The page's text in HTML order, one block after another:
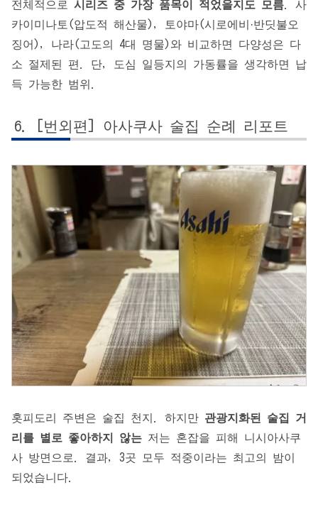
전체적으로 시리즈 중 가장 품목이 적었을지도 모름 . 사
카이미나토(압도적 해산물), 토야마(시로에비·반딧불오
징어), 나라(고도의 4대 명물)와 비교하면 다양성은 다
소 절제된 편. 단, 도심 일등지의 가동률을 생각하면 납
득 가능한 범위.
[번외편] 아사쿠사 술집 순례 리포트
홋피도리 주변은 술집 천지. 하지만 관광지화된 술집 거
리를 별로 좋아하지 않는 저는 혼잡을 피해 니시아사쿠
사 방면으로. 결과, 3곳 모두 적중이라는 최고의 밤이
되었습니다.